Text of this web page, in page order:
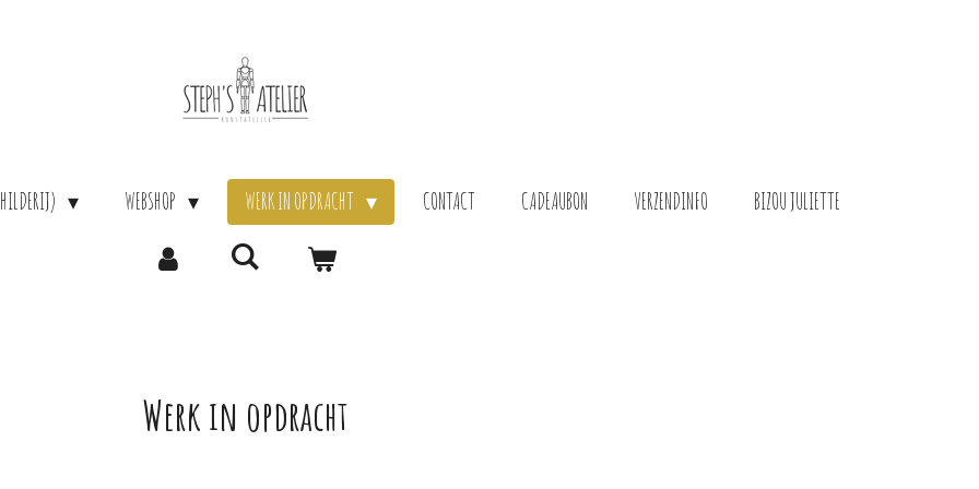
WEBSHOP WERK IN OPDRACHT CONTACT CADEAUBON VERZENDINFO BIZOU JULIETTE
Werk in opdracht